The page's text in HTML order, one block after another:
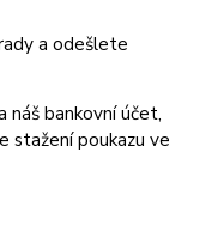
a odešlete
náš bankovní účet,
stažení poukazu ve